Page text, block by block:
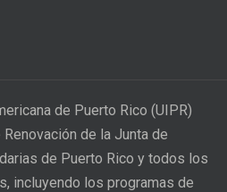
de Puerto Rico (UIPR)
de la Junta de
de Puerto Rico y todos los
incluyendo los programas de